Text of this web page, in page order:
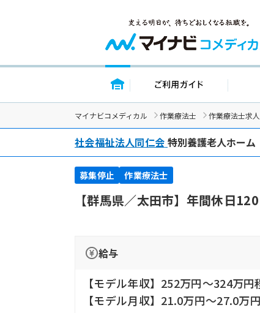
トップページ ご利用
マイナビコメディカル 作業療法士 作業療法士求人
社会福祉法人同仁会 特別養護老人ホー
募集停止 作業療法士
【群馬県／太田市】年間休日
給与
【モデル年収】252万円〜324万
【モデル月収】21.0万円〜27.0